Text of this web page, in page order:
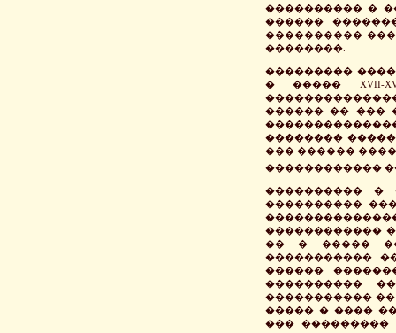
���������� �
������
����������
��������.
���������
� ����� XVII-
������ �� ���
��������
��� ������
������������
���������� �
����������
������������
�� � �����
�����������
������
����������
�����������
����� � ����
��� ���������